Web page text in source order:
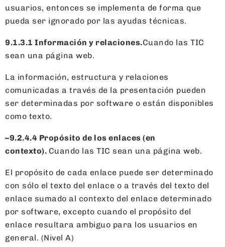
usuarios, entonces se implementa de forma que
pueda ser ignorado por las ayudas técnicas.
9.1.3.1 Información y relaciones.Cuando las TIC
sean una página web.
La información, estructura y relaciones
comunicadas a través de la presentación pueden
ser determinadas por software o están disponibles
como texto.
–9.2.4.4 Propósito de los enlaces (en
contexto). Cuando las TIC sean una página web.
El propósito de cada enlace puede ser determinado
con sólo el texto del enlace o a través del texto del
enlace sumado al contexto del enlace determinado
por software, excepto cuando el propósito del
enlace resultara ambiguo para los usuarios en
general. (Nivel A)